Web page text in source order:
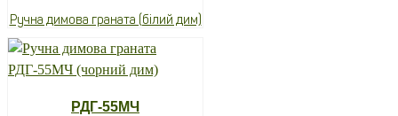
Ручна димова граната (білий дим)
РДГ-55МЧ